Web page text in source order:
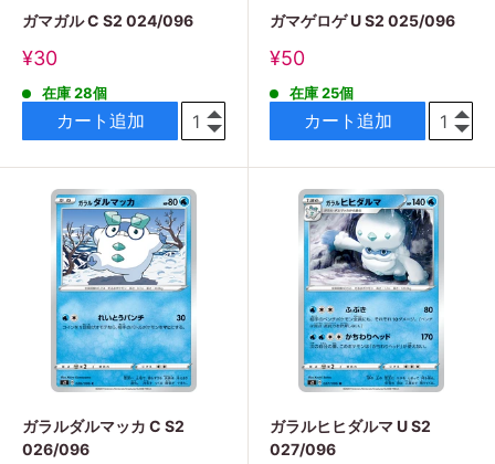
ガマガル C S2 024/096
販
価
¥30
在庫 28個
カート追加
ガマゲロゲ U S2 025/096
販
価
¥50
在庫 25個
カート追加
ガラルダルマッカ C S2
026/096
ガラルヒヒダルマ U S2
027/096